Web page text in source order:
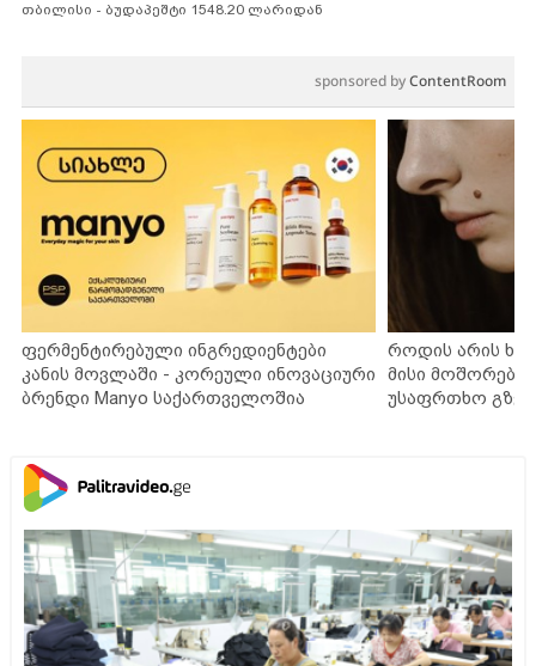
თბილისი - ბუდაპეშტი 1548.20 ლარიდან
sponsored byContentRoom
ფერმენტირებული ინგრედიენტები
კანის მოვლაში - კორეული ინოვაციური
ბრენდი Manyo საქართველოშია
როდის არის
მისი
უსაფრთხო